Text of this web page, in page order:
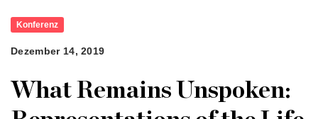
Konferenz
Dezember 14, 2019
What Remains Unspoken: